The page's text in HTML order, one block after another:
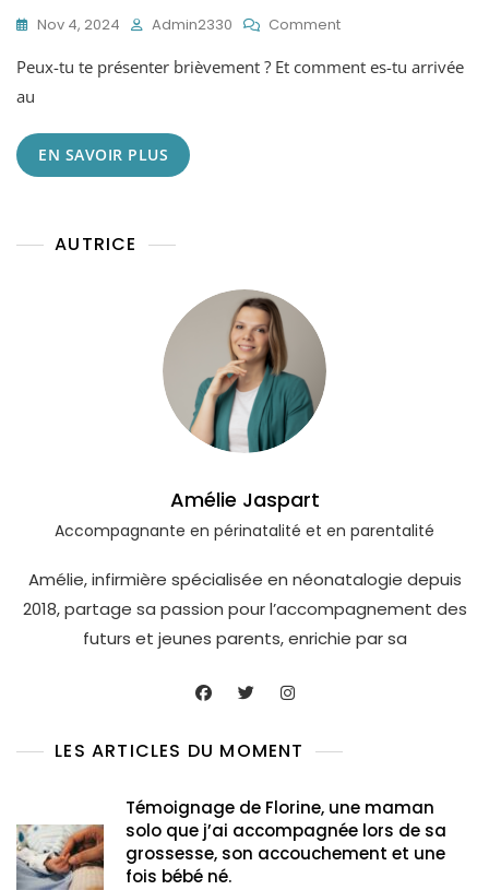
Nov 4, 2024 Admin2330 CommentOn
De
Peux-tu te présenter brièvement ? Et comment es-tu arrivée
au
EN SAVOIR PLUS
AUTRICE
Amélie Jaspart
Accompagnante en périnatalité et en parentalité
Amélie, infirmière spécialisée en néonatalogie depuis
2018, partage sa passion pour l’accompagnement des
futurs et jeunes parents, enrichie par sa
LES ARTICLES DU MOMENT
Témoignage de Florine, une maman
solo que j’ai accompagnée lors de sa
grossesse, son accouchement et une
fois bébé né.